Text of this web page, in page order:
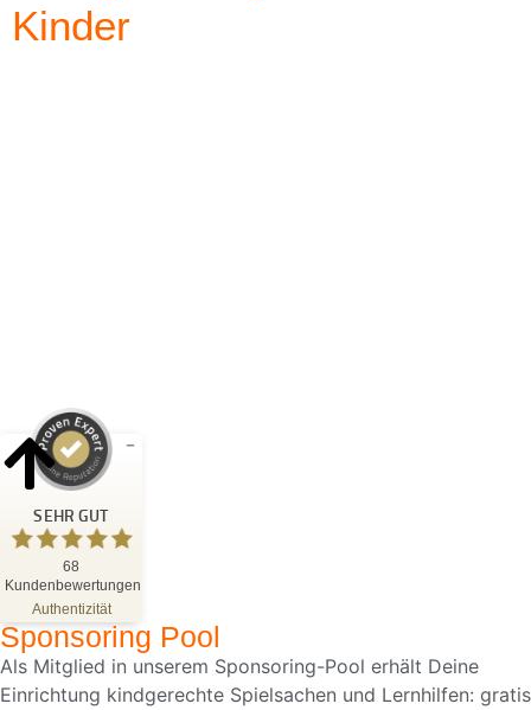
Kinder
SEHR GUT
68
Kundenbewertungen
Authentizität
Kundenbewertungen und Erfahrungen zu
Blattwerk Media GmbH
SEHR GUT
4,81
/
5,00
68
Bewertungen auf ProvenExpert.com
Sponsoring Pool
Als Mitglied in unserem Sponsoring-Pool erhält Deine
Einrichtung kindgerechte Spielsachen und Lernhilfen: gratis